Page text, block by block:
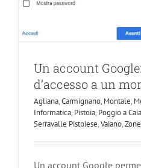
Un account
d’accesso a un
Agliana,Carmignano, Montale,
Informatica, Pistoia, Poggio a
Serravalle Pistoiese,Vaiano,
Un account Google